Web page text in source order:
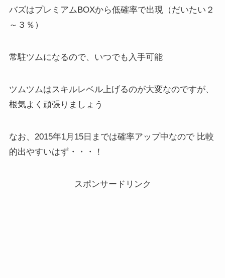
バズはプレミアムBOXから低確率で出現（だいたい２
～３％）
常駐ツムになるので、いつでも入手可能
ツムツムはスキルレベル上げるのが大変なのですが、
根気よく頑張りましょう
なお、2015年1月15日までは確率アップ中なので 比較
的出やすいはず・・・！
スポンサードリンク